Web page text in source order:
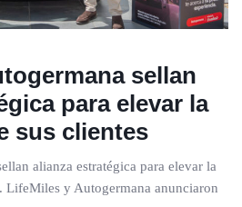
sellan
para elevar la
sus clientes
alianza estratégica para elevar la
LifeMiles y Autogermana anunciaron